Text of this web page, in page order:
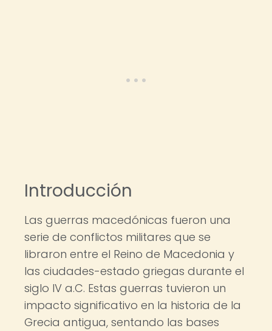
Introducción
Las guerras macedónicas fueron una
serie de conflictos militares que se
libraron entre el Reino de Macedonia y
las ciudades-estado griegas durante el
siglo IV a.C. Estas guerras tuvieron un
impacto significativo en la historia de la
Grecia antigua, sentando las bases